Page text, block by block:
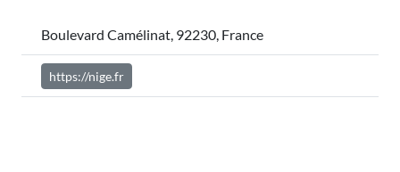
Boulevard Camélinat, 92230, France
https://nige.fr